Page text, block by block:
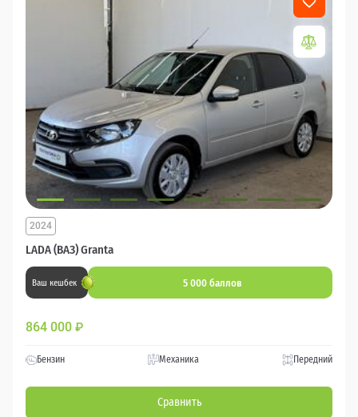
LADA (ВАЗ) Granta
2024
Ваш кешбек 5 000 баллов
864 000 ₽
Бензин Механика Передний
Сравнить